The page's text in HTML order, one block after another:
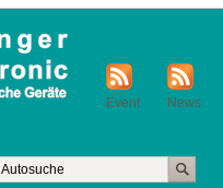
News
Event